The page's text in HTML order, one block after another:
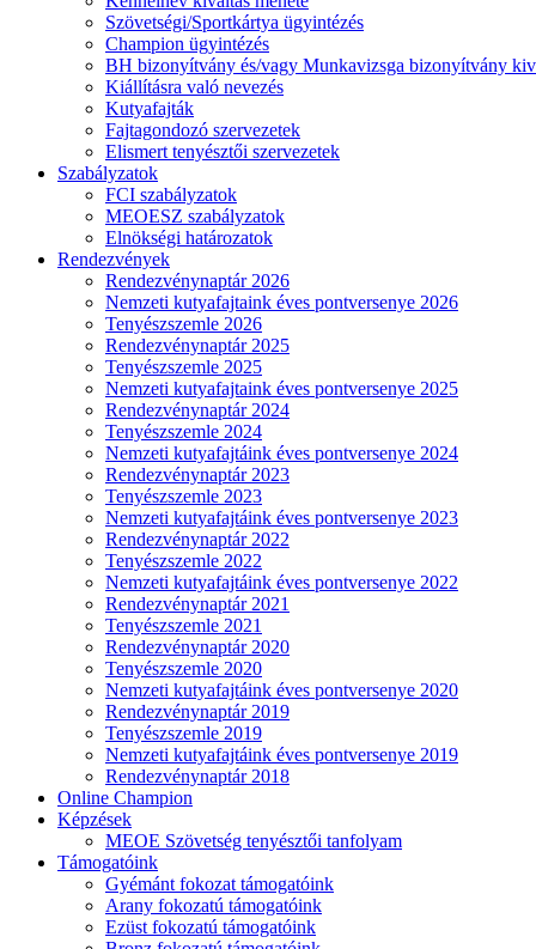
Szövetségi/Sportkártya ügyintézés
Champion ügyintézés
BH bizonyítvány és/vagy Munkavizsga bizonyítvány
Kiállításra való nevezés
Kutyafajták
Fajtagondozó szervezetek
Elismert tenyésztői szervezetek
Szabályzatok
FCI szabályzatok
MEOESZ szabályzatok
Elnökségi határozatok
Rendezvények
Rendezvénynaptár 2026
Nemzeti kutyafajtaink éves pontversenye 2026
Tenyészszemle 2026
Rendezvénynaptár 2025
Tenyészszemle 2025
Nemzeti kutyafajtaink éves pontversenye 2025
Rendezvénynaptár 2024
Tenyészszemle 2024
Nemzeti kutyafajtáink éves pontversenye 2024
Rendezvénynaptár 2023
Tenyészszemle 2023
Nemzeti kutyafajtáink éves pontversenye 2023
Rendezvénynaptár 2022
Tenyészszemle 2022
Nemzeti kutyafajtáink éves pontversenye 2022
Rendezvénynaptár 2021
Tenyészszemle 2021
Rendezvénynaptár 2020
Tenyészszemle 2020
Nemzeti kutyafajtáink éves pontversenye 2020
Rendezvénynaptár 2019
Tenyészszemle 2019
Nemzeti kutyafajtáink éves pontversenye 2019
Rendezvénynaptár 2018
Online Champion
Képzések
MEOE Szövetség tenyésztői tanfolyam
Támogatóink
Gyémánt fokozat támogatóink
Arany fokozatú támogatóink
Ezüst fokozatú támogatóink